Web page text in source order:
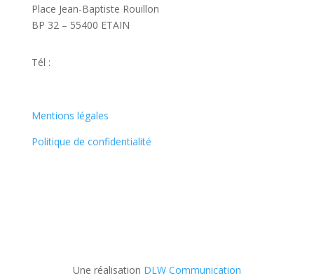
Place Jean-Baptiste Rouillon
BP 32 – 55400 ETAIN
Tél :
Mentions légales
Politique de confidentialité
Une réalisation DLW Communication